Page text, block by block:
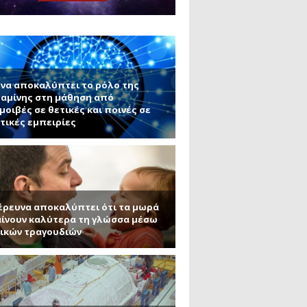
εφαρμογές τους (Μέρος 2)
και πυριτένιο (Μέρος
ΜΙΤ)
ΑΠΘ)
αποκαλύπτει το ρόλο της
στη μάθηση από
σε θετικές και ποινές σε
εμπειρίες
αποκαλύπτει ότι τα μωρά
καλύτερα τη γλώσσα μέσω
τραγουδιών